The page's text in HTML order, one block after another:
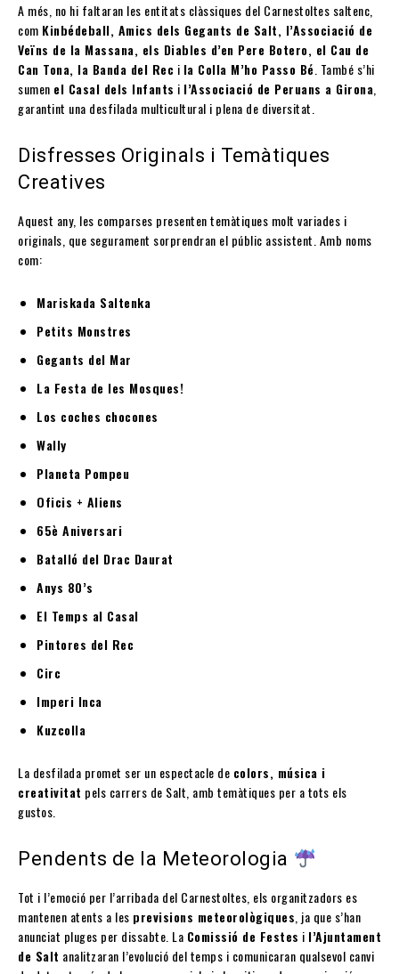
A més, no hi faltaran les entitats clàssiques del Carnestoltes saltenc,
com Kinbédeball, Amics dels Gegants de Salt, l’Associació de
Veïns de la Massana, els Diables d’en Pere Botero, el Cau de
Can Tona, la Banda del Rec i la Colla M’ho Passo Bé. També s’hi
sumen el Casal dels Infants i l’Associació de Peruans a Girona,
garantint una desfilada multicultural i plena de diversitat.
Disfresses Originals i Temàtiques
Creatives
Aquest any, les comparses presenten temàtiques molt variades i
originals, que segurament sorprendran el públic assistent. Amb noms
com:
Mariskada Saltenka
Petits Monstres
Gegants del Mar
La Festa de les Mosques!
Los coches chocones
Wally
Planeta Pompeu
Oficis + Aliens
65è Aniversari
Batalló del Drac Daurat
Anys 80’s
El Temps al Casal
Pintores del Rec
Circ
Imperi Inca
Kuzcolla
La desfilada promet ser un espectacle de colors, música i
creativitat pels carrers de Salt, amb temàtiques per a tots els
gustos.
Pendents de la Meteorologia
Tot i l’emoció per l’arribada del Carnestoltes, els organitzadors es
mantenen atents a les previsions meteorològiques, ja que s’han
anunciat pluges per dissabte. La Comissió de Festes i l’Ajuntament
de Salt analitzaran l’evolució del temps i comunicaran qualsevol canvi